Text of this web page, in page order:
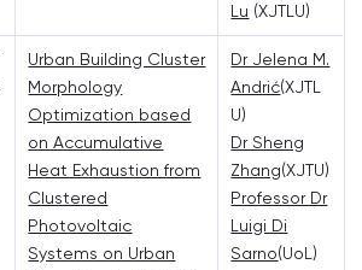
Lu (XJTLU)
Urban Building Cluster
Morphology
Optimization based
on Accumulative
Heat Exhaustion from
Clustered
Photovoltaic
Systems on Urban
Dr Jelena M.
Andrić(XJTL
U)
Dr Sheng
Zhang(XJTU)
Professor Dr
Luigi Di
Sarno(UoL)